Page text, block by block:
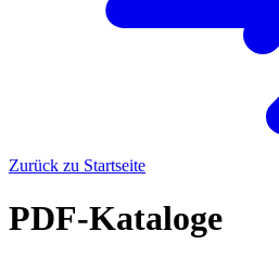
Zurück zu Startseite
PDF-Kataloge